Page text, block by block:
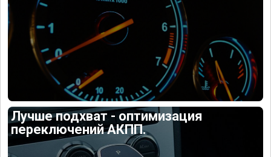
Лучше подхват - оптимизация
переключений АКПП.